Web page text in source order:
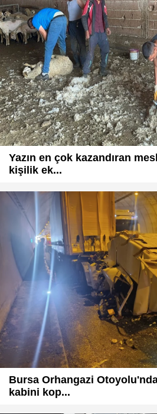
Yazın en çok kazandıran
kişilik ek...
Bursa Orhangazi Otoyolu'nda
kabini kop...